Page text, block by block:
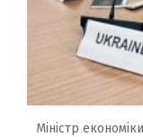
Міністр